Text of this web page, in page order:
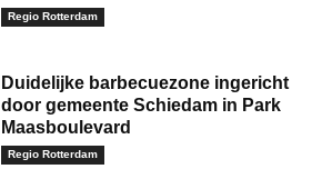
Regio Rotterdam
Duidelijke barbecuezone ingericht
door gemeente Schiedam in Park
Maasboulevard
Regio Rotterdam